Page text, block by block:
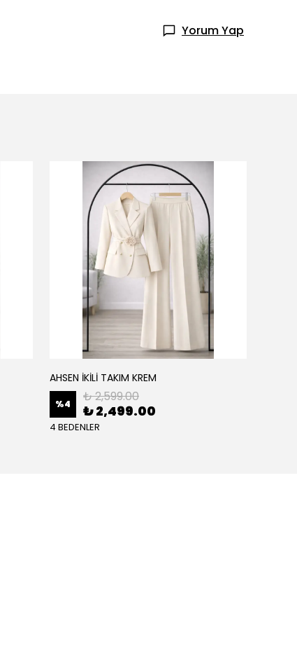
Yorum Yap
AHSEN İKİLİ TAKIM KREM
%4 ₺ 2,599.00
₺ 2,499.00
4 BEDENLER